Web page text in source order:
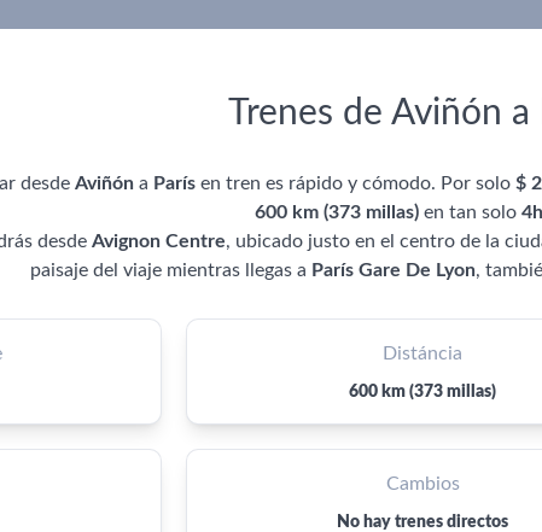
Trenes de Aviñón a
desde Aviñóna Parísen tren es rápido y cómodo. Por solo $
600 km (373 millas) en tan solo
desde Avignon Centre, ubicado justo en el centro de la
paisaje del viaje mientras llegas a París Gare De Lyon,
Distáncia
600 km (373 millas)
Cambios
No hay trenes directos